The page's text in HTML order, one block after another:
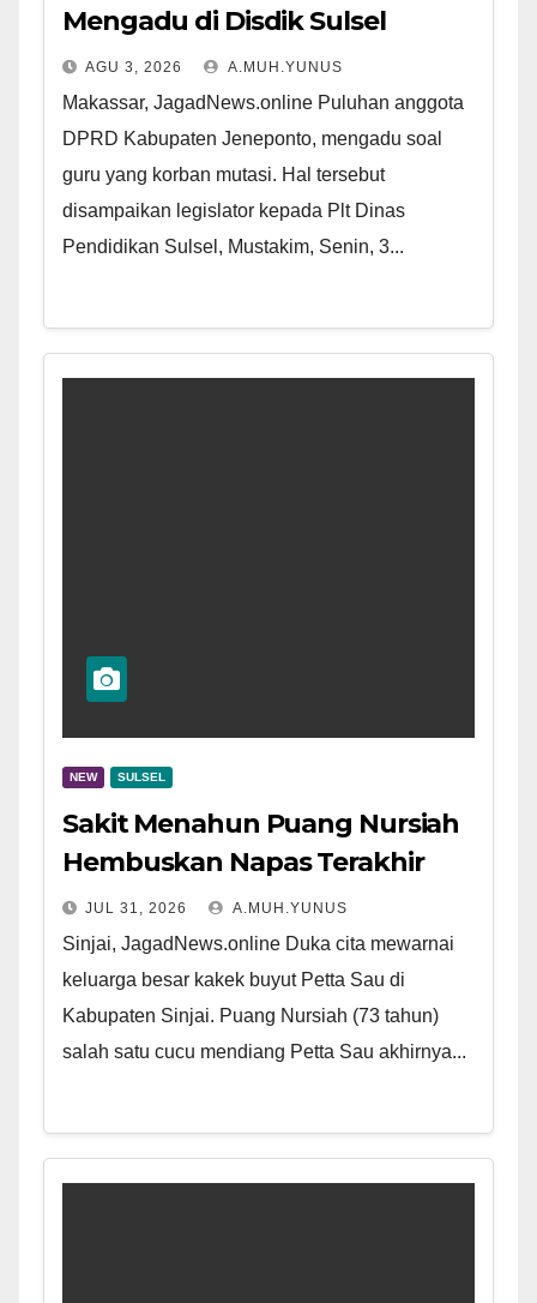
Mengadu di Disdik Sulsel
AGU 3, 2026 A.MUH.YUNUS
Makassar, JagadNews.online Puluhan anggota
DPRD Kabupaten Jeneponto, mengadu soal
guru yang korban mutasi. Hal tersebut
disampaikan legislator kepada Plt Dinas
Pendidikan Sulsel, Mustakim, Senin, 3...
NEW SULSEL
Sakit Menahun Puang Nursiah
Hembuskan Napas Terakhir
JUL 31, 2026 A.MUH.YUNUS
Sinjai, JagadNews.online Duka cita mewarnai
keluarga besar kakek buyut Petta Sau di
Kabupaten Sinjai. Puang Nursiah (73 tahun)
salah satu cucu mendiang Petta Sau akhirnya...